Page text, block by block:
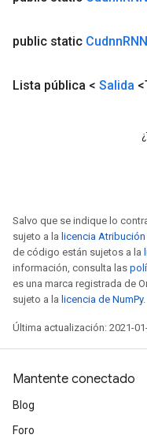
public static Cudnn
Lista pública < Salida
Salvo que se indique lo
sujeto a la licencia
de código están sujetos a la
información, consulta las
es una marca registrada de
sujeto a la licencia de NumPy.
Última actualización: 2021-
Mantente conectado
Blog
Foro